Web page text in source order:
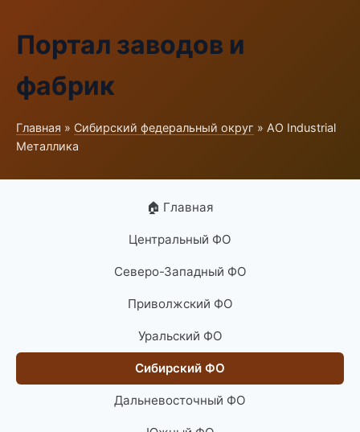
Портал заводов и
фабрик
Главная » Сибирский федеральный округ » АО Industrial
Металлика
🏠 Главная
Центральный ФО
Северо-Западный ФО
Приволжский ФО
Уральский ФО
Сибирский ФО
Дальневосточный ФО